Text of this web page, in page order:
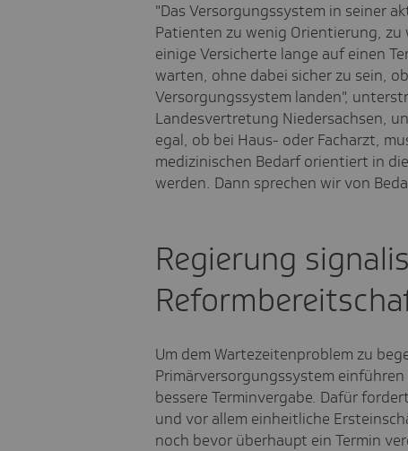
"Das Versorgungssystem in seiner
Patienten zu wenig Orientierung,
einige Versicherte lange auf einen
warten, ohne dabei sicher zu sein,
Versorgungssystem landen",
Landesvertretung Niedersachsen,
egal, ob bei Haus- oder Facharzt,
medizinischen Bedarf orientiert in
werden. Dann sprechen wir von
Regierung
Um dem Wartezeitenproblem zu
Primärversorgungssystem
bessere Terminvergabe. Dafür
und vor allem einheitliche
noch bevor überhaupt ein Termin